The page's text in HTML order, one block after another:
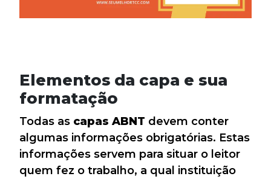
Elementos da capa e sua
formatação
Todas as capas ABNT devem conter
algumas informações obrigatórias. Estas
informações servem para situar o leitor
quem fez o trabalho, a qual instituição